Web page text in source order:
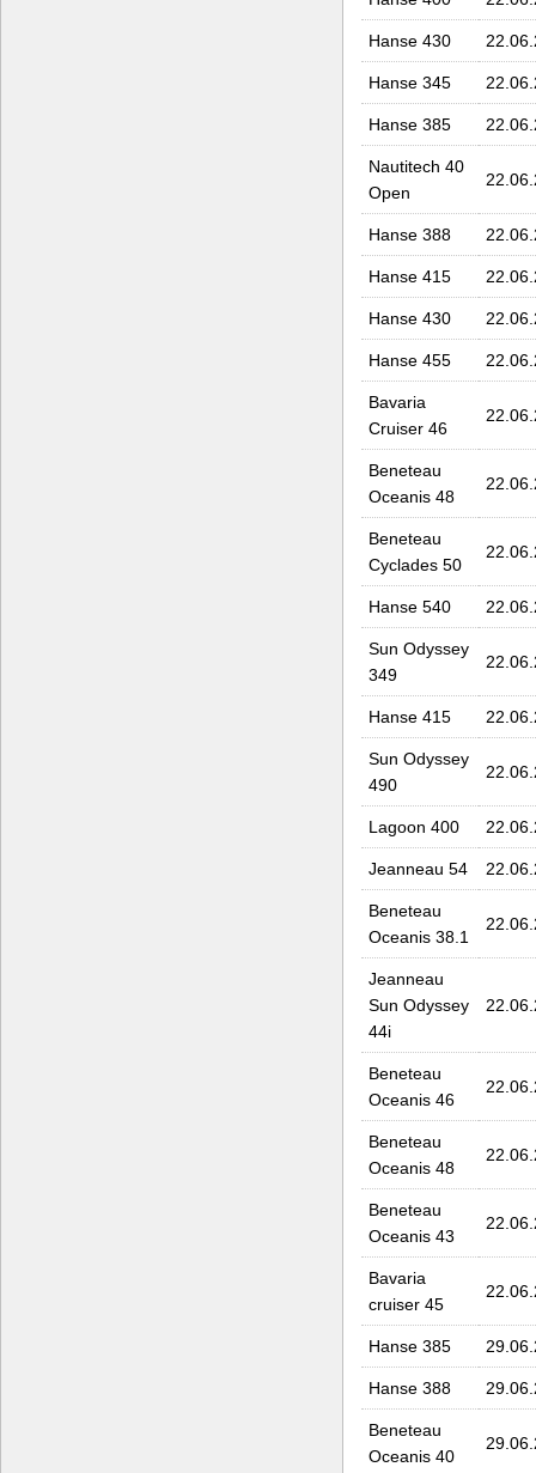
Hanse 430
Hanse 345
Hanse 385
Nautitech 40
Open
Hanse 388
Hanse 415
Hanse 430
Hanse 455
Bavaria
Cruiser 46
Beneteau
Oceanis 48
Beneteau
Cyclades 50
Hanse 540
Sun Odyssey
349
Hanse 415
Sun Odyssey
490
Lagoon 400
Jeanneau 54
Beneteau
Oceanis 38.1
Jeanneau
Sun Odyssey
44i
Beneteau
Oceanis 46
Beneteau
Oceanis 48
Beneteau
Oceanis 43
Bavaria
cruiser 45
Hanse 385
Hanse 388
Beneteau
Oceanis 40